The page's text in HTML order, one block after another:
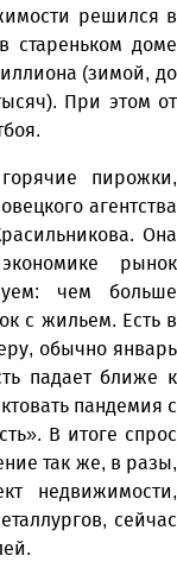
решился в
стареньком доме
(зимой, до
При этом от
пирожки,
агентства
Она
рынок
чем больше
с жильем. Есть в
обычно январь
падает ближе к
пандемия с
В итоге спрос
так же, в разы,
недвижимости,
сейчас